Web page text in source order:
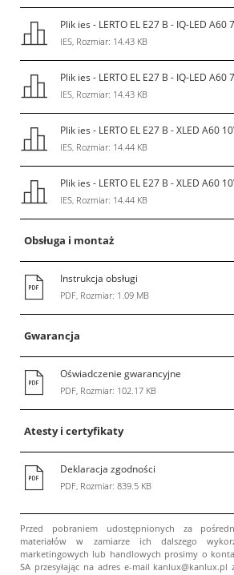
Plik ies - LERTO EL E27 B - IQ-LED A60
IES, Rozmiar: 14.43 KB
Plik ies - LERTO EL E27 B - IQ-LED A60
IES, Rozmiar: 14.43 KB
Plik ies - LERTO EL E27 B - XLED A60
IES, Rozmiar: 14.44 KB
Plik ies - LERTO EL E27 B - XLED A60
IES, Rozmiar: 14.44 KB
Obsługa i montaż
Instrukcja obsługi
PDF, Rozmiar: 1.09 MB
Gwarancja
Oświadczenie gwarancyjne
PDF, Rozmiar: 102.17 KB
Atesty i certyfikaty
Deklaracja zgodności
PDF, Rozmiar: 839.5 KB
Przed pobraniem udostępnionych za
materiałów w zamiarze ich dalszego
marketingowych lub handlowych prosimy o
SA przesyłając na adres e-mail